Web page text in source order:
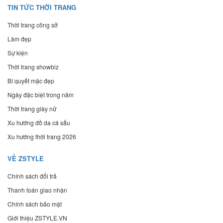
TIN TỨC THỜI TRANG
Thời trang công sở
Làm đẹp
Sự kiện
Thời trang showbiz
Bí quyết mặc đẹp
Ngày đặc biệt trong năm
Thời trang giày nữ
Xu hướng đồ da cá sấu
Xu hướng thời trang 2026
VỀ ZSTYLE
Chính sách đổi trả
Thanh toán giao nhận
Chính sách bảo mật
Giới thiệu ZSTYLE.VN